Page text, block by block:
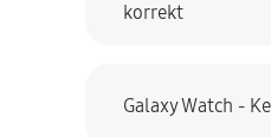
korrekt
Galaxy Watch -